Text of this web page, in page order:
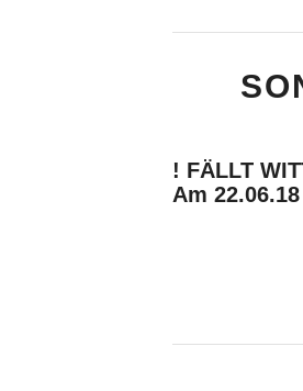
! FÄLLT
Am